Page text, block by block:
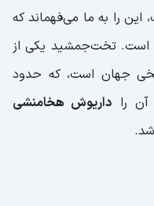
این را به ما می‌فهماند که
است. تخت‌جمشید یکی از
جهان است، که حدود
داریوش هخامنشی